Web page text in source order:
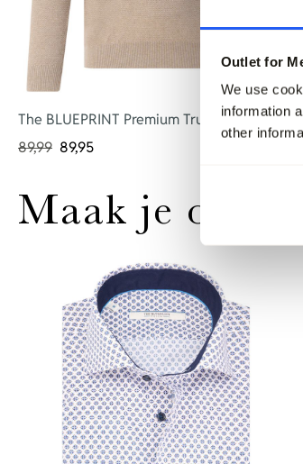
Outlet for
We use
information
other
The BLUEPRINT Premium Trui V-hals
89,99 89,95
Maak je outfit